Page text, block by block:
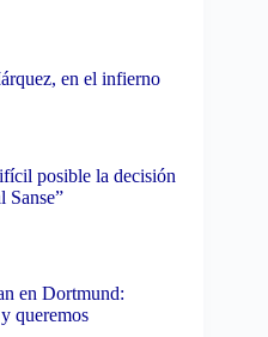
en el infierno
posible la decisión
Sanse”
en Dortmund:
queremos